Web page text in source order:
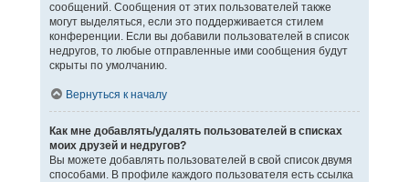
сообщений. Сообщения от этих пользователей также
могут выделяться, если это поддерживается стилем
конференции. Если вы добавили пользователей в список
недругов, то любые отправленные ими сообщения будут
скрыты по умолчанию.
Вернуться к началу
Как мне добавлять/удалять пользователей в списках
моих друзей и недругов?
Вы можете добавлять пользователей в свой список двумя
способами. В профиле каждого пользователя есть ссылка